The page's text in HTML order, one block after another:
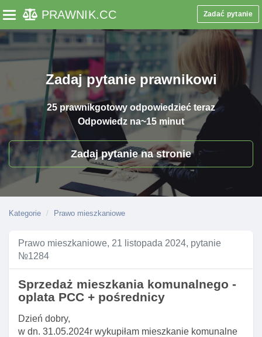
Toggle navigation
PRAWNIK.CC Zadać pytanie
Zadaj pytanie prawnikowi
25 prawnikgotowy odpowiedzieć teraz
Odpowiedz na~15 minut
Zadaj pytanie na stronie
Kategorie Prawo mieszkaniowe
Prawo mieszkaniowe, 21 listopada 2024, pytanie
№1284
Sprzedaż mieszkania komunalnego -
oplata PCC + pośrednicy
Dzień dobry,
w dn. 31.05.2024r wykupiłam mieszkanie komunalne